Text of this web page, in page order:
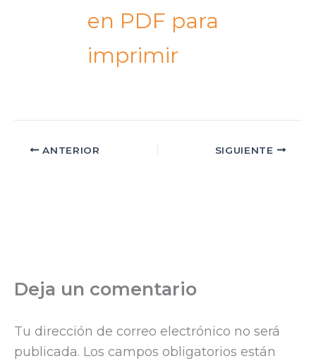
en PDF para
imprimir​
ANTERIOR SIGUIENTE
Deja un comentario
Tu dirección de correo electrónico no será
publicada. Los campos obligatorios están